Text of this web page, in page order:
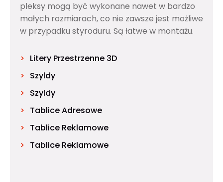
pleksy mogą być wykonane nawet w bardzo
małych rozmiarach, co nie zawsze jest możliwe
w przypadku styroduru. Są łatwe w montażu.
Litery Przestrzenne 3D
Szyldy
Szyldy
Tablice Adresowe
Tablice Reklamowe
Tablice Reklamowe